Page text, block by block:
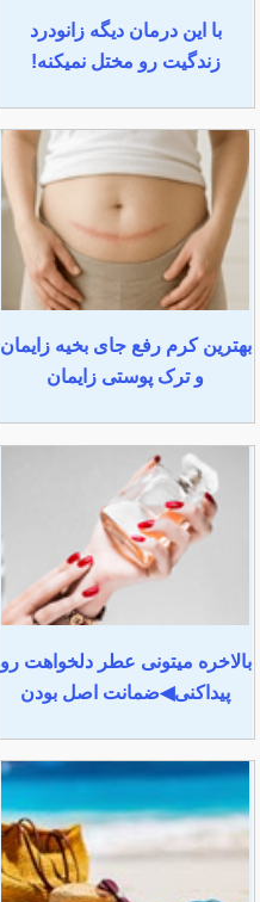
با این درمان دیگه زانودرد
زندگیت رو مختل نمیکنه!
بهترین کرم رفع جای بخیه زایمان
و ترک پوستی زایمان
بالاخره میتونی عطر دلخواهت رو
پیداکنی◀ضمانت اصل بودن